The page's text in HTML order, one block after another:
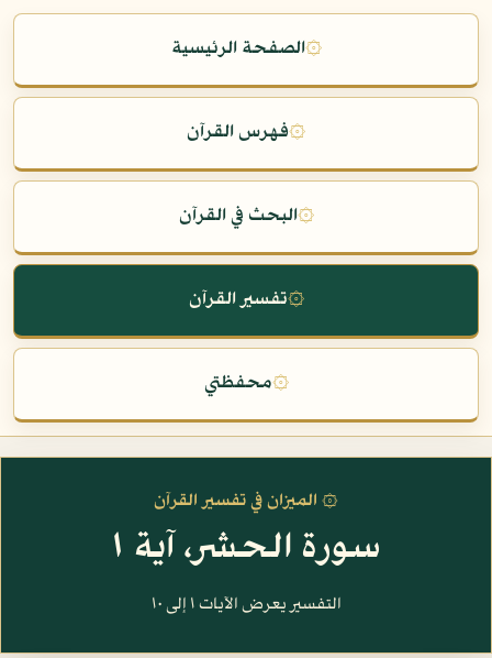
۞الصفحة الرئيسية
۞فهرس القرآن
۞البحث في القرآن
۞تفسير القرآن
۞محفظتي
۞ الميزان في تفسير القرآن
سورة الحشر، آية ١
التفسير يعرض الآيات ١ إلى ١٠